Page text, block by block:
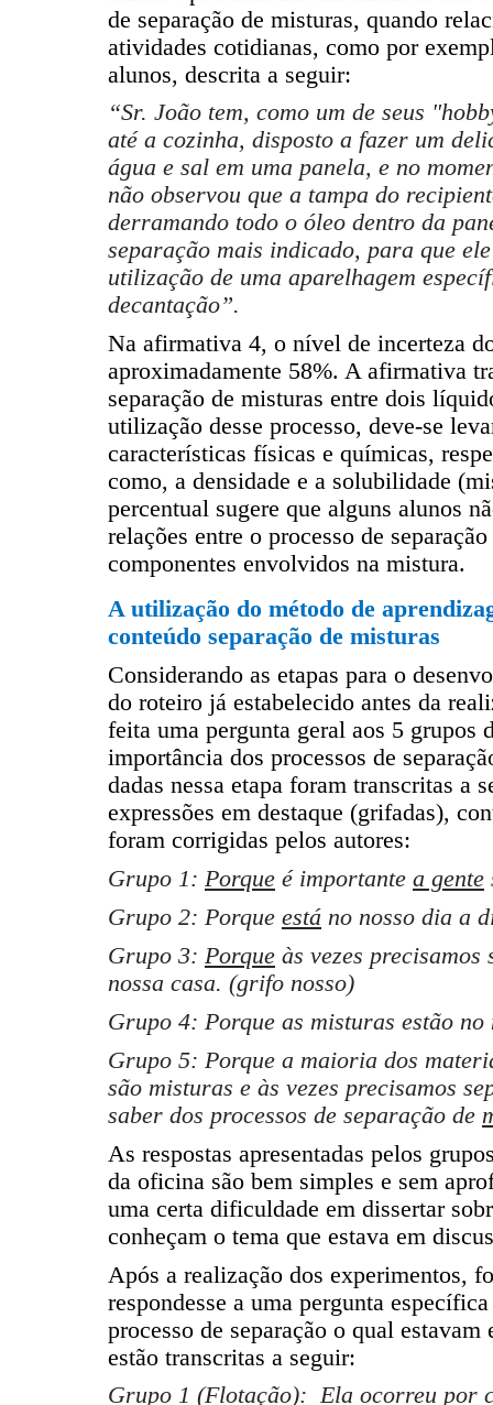
de separação de misturas, quando
atividades cotidianas, como por
alunos, descrita a seguir:
“Sr. João tem, como um de seus
até a cozinha, disposto a fazer um
água e sal em uma panela, e no
não observou que a tampa do
derramando todo o óleo dentro da
separação mais indicado, para que
utilização de uma aparelhagem
decantação”.
Na afirmativa 4, o nível de incerteza
aproximadamente 58%. A afirmativa
separação de misturas entre dois
utilização desse processo, deve-se
características físicas e químicas,
como, a densidade e a solubilidade
percentual sugere que alguns alunos
relações entre o processo de
componentes envolvidos na mistura.
A utilização do método de
conteúdo separação de misturas
Considerando as etapas para o
do roteiro já estabelecido antes da
feita uma pergunta geral aos 5 grupos
importância dos processos de
dadas nessa etapa foram transcritas a
expressões em destaque (grifadas),
foram corrigidas pelos autores:
Grupo 1: Porque é importante a gente
Grupo 2: Porque está no nosso dia a
Grupo 3: Porque às vezes
nossa casa. (grifo nosso)
Grupo 4: Porque as misturas estão no
Grupo 5: Porque a maioria dos
são misturas e às vezes precisamos
saber dos processos de separação de
As respostas apresentadas pelos
da oficina são bem simples e sem
uma certa dificuldade em dissertar
conheçam o tema que estava em
Após a realização dos experimentos,
respondesse a uma pergunta
processo de separação o qual estavam
estão transcritas a seguir:
Grupo 1 (Flotação): Ela ocorreu por